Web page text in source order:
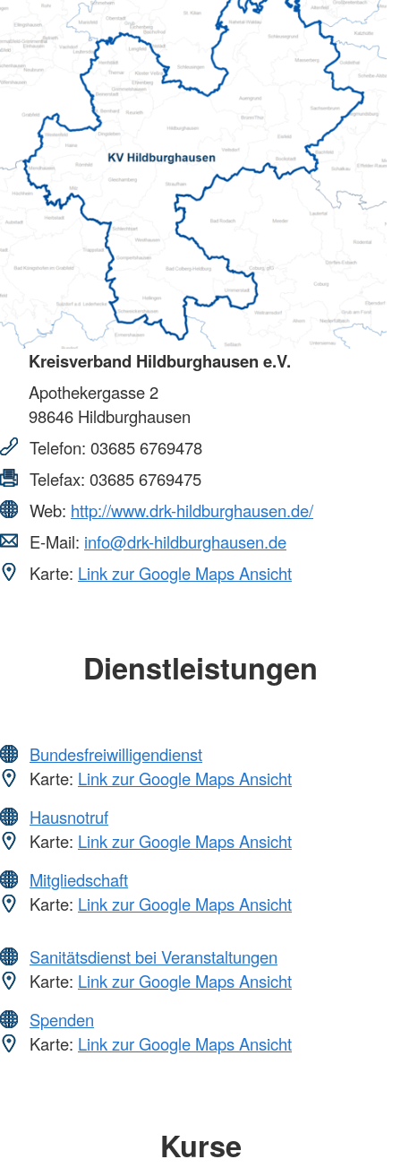
Kreisverband Hildburghausen e.V.
Apothekergasse 2
98646 Hildburghausen
Telefon: 03685 6769478
Telefax: 03685 6769475
Web: http://www.drk-hildburghausen.de/
E-Mail: info@drk-hildburghausen.de
Karte: Link zur Google Maps Ansicht
Dienstleistungen
Bundesfreiwilligendienst
Karte: Link zur Google Maps Ansicht
Hausnotruf
Karte: Link zur Google Maps Ansicht
Mitgliedschaft
Karte: Link zur Google Maps Ansicht
Sanitätsdienst bei Veranstaltungen
Karte: Link zur Google Maps Ansicht
Spenden
Karte: Link zur Google Maps Ansicht
Kurse